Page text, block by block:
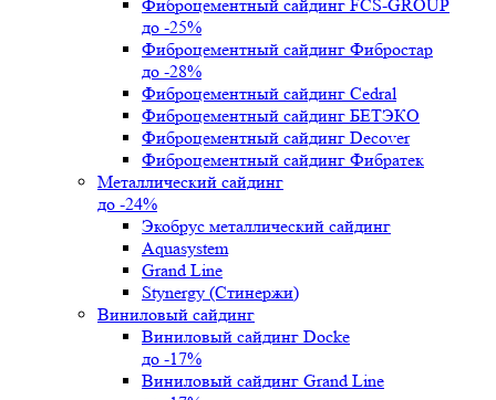
Фиброцементный сайдинг FCS-GROUP
до -25%
Фиброцементный сайдинг Фибростар
до -28%
Фиброцементный сайдинг Cedral
Фиброцементный сайдинг БЕТЭКО
Фиброцементный сайдинг Decover
Фиброцементный сайдинг Фибратек
Металлический сайдинг
до -24%
Экобрус металлический сайдинг
Aquasystem
Grand Line
Stynergy (Стинержи)
Виниловый сайдинг
Виниловый сайдинг Docke
до -17%
Виниловый сайдинг Grand Line